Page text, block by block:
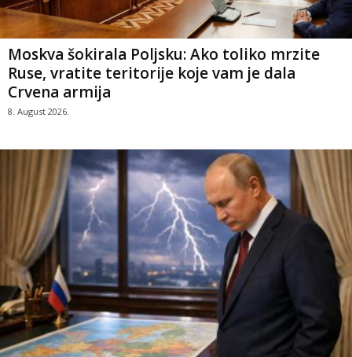
Moskva šokirala Poljsku: Ako toliko mrzite
Ruse, vratite teritorije koje vam je dala
Crvena armija
8. August 2026.